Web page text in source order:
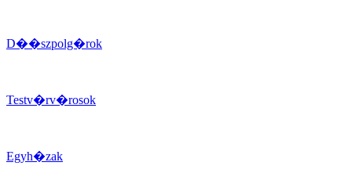
D��szpolg�rok
Testv�rv�rosok
Egyh�zak